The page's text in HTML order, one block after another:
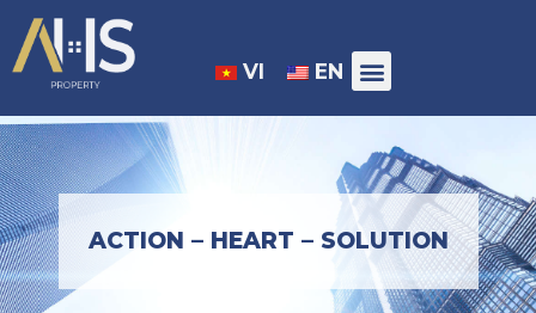
VI EN
ACTION – HEART – SOLUTION